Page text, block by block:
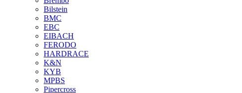
Bilstein
BMC
EBC
EIBACH
FERODO
HARDRACE
K&N
KYB
MPBS
Pipercross